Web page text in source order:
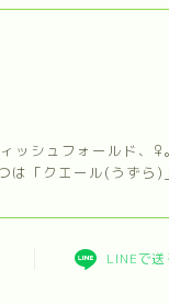
ッシュフォールド、♀
は「クエール(うずら)
LINEで送